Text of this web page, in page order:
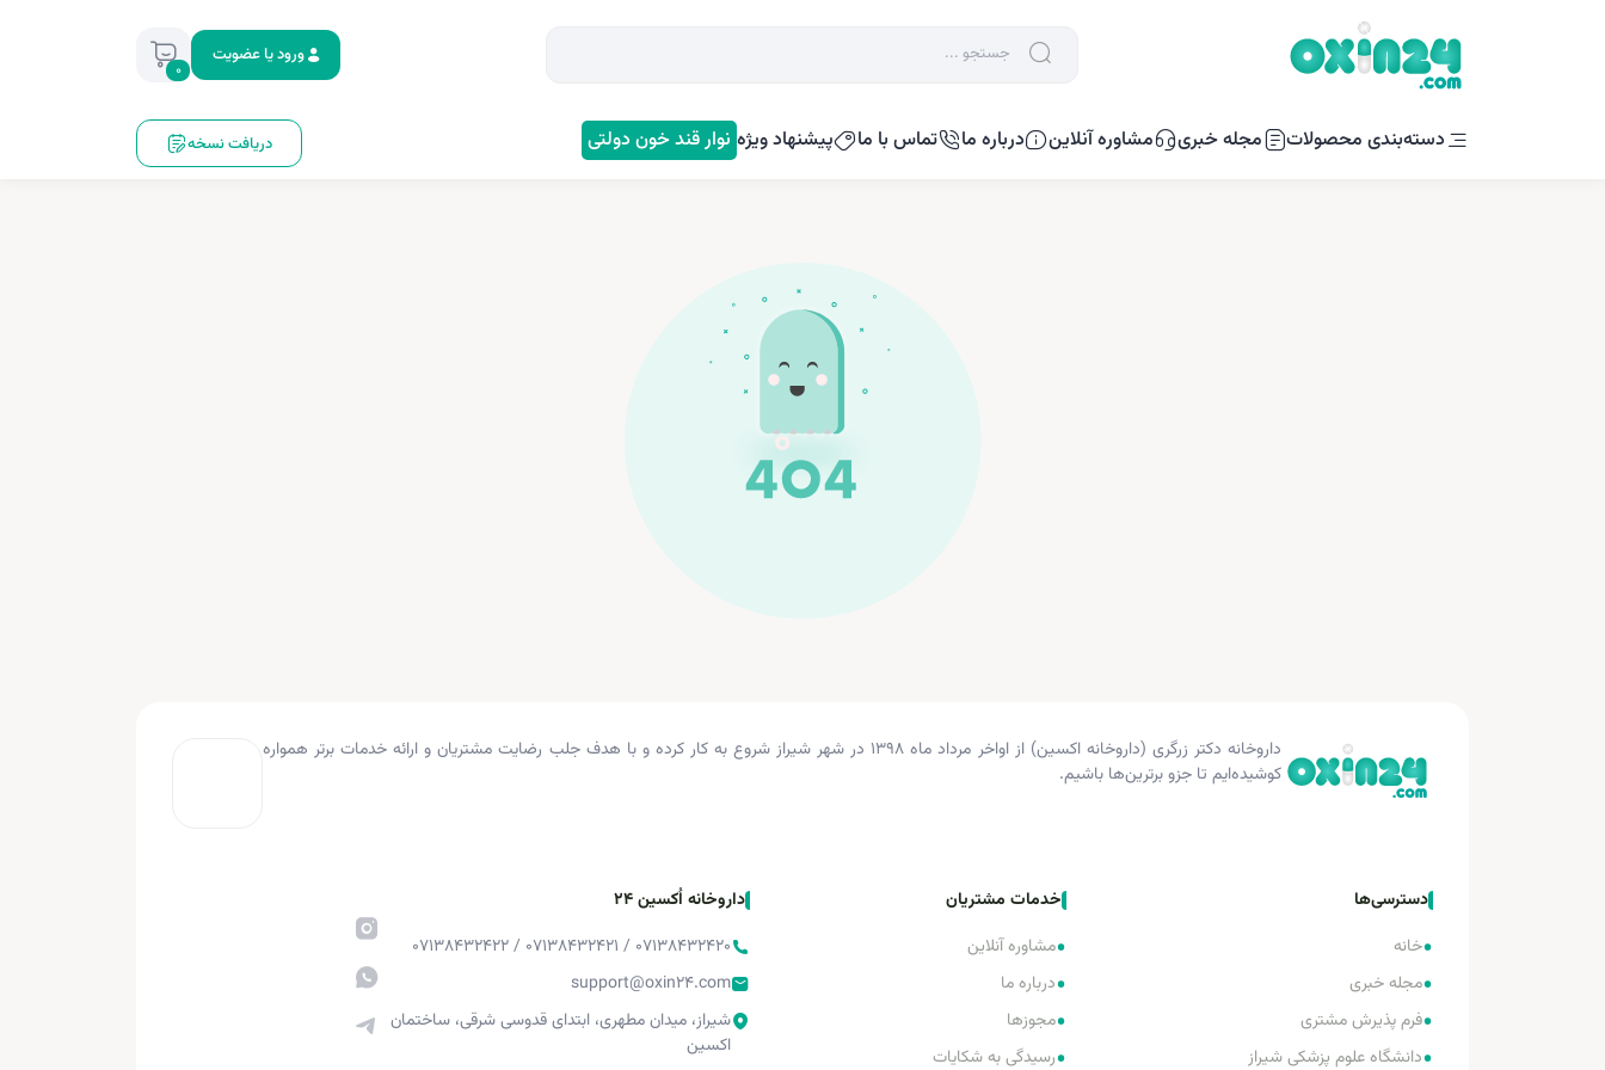
ورود یا عضویت
0
دسته‌بندی محصولات مجله خبری مشاوره آنلاین درباره ما تماس با ما پیشنهاد ویژه نوار قند خون دولتی دریافت نسخه
داروخانه دکتر زرگری (داروخانه اکسین) از اواخر مرداد ماه ۱۳۹۸ در شهر شیراز شروع به کار کرده و با هدف جلب رضایت مشتریان و ارائه خدمات برتر همواره
کوشیده‌ایم تا جزو برترین‌ها باشیم.
دسترسی‌ها
•خانه
•مجله خبری
•فرم پذیرش مشتری
دانشگاه علوم پزشکی شیراز
خدمات مشتریان
•مشاوره آنلاین
•درباره ما
•مجوزها
رسیدگی به شکایات
داروخانه اُکسین 24
۰۷۱۳۸۴۳۲۴۲۰ / ۰۷۱۳۸۴۳۲۴۲۱ / ۰۷۱۳۸۴۳۲۴۲۲
support@oxin24.com
شیراز، میدان مطهری، ابتدای قدوسی شرقی، ساختمان
اکسین